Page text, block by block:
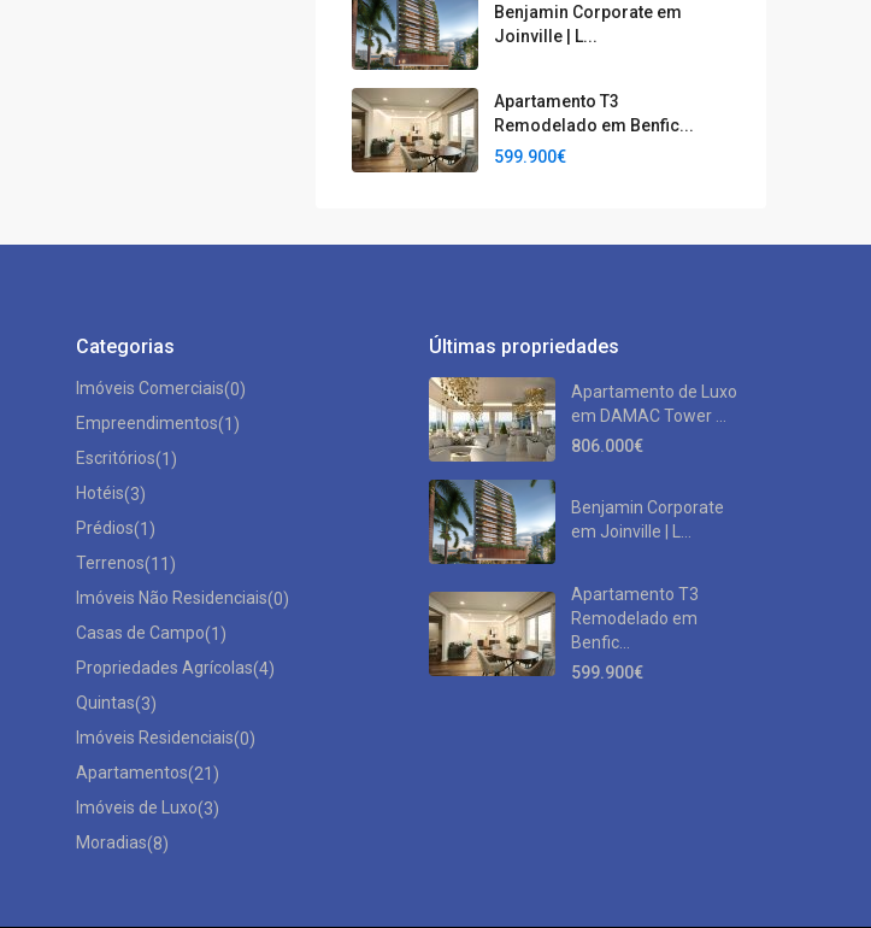
Benjamin Corporate em
Joinville | L...
Apartamento T3
Remodelado em Benfic...
599.900€
Categorias
Imóveis Comerciais(0)
Empreendimentos(1)
Escritórios(1)
Hotéis(3)
Prédios(1)
Terrenos(11)
Imóveis Não Residenciais(0)
Casas de Campo(1)
Propriedades Agrícolas(4)
Quintas(3)
Imóveis Residenciais(0)
Apartamentos(21)
Imóveis de Luxo(3)
Moradias(8)
Últimas propriedades
Apartamento de Luxo
em DAMAC Tower ...
806.000€
Benjamin Corporate
em Joinville | L...
Apartamento T3
Remodelado em
Benfic...
599.900€